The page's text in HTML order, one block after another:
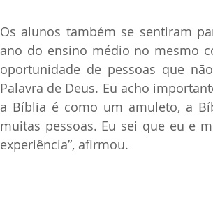
Os alunos também se sentiram
ano do ensino médio no mesmo
oportunidade de pessoas que
Palavra de Deus. Eu acho
a Bíblia é como um amuleto, a
muitas pessoas. Eu sei que eu e
experiência”, afirmou.